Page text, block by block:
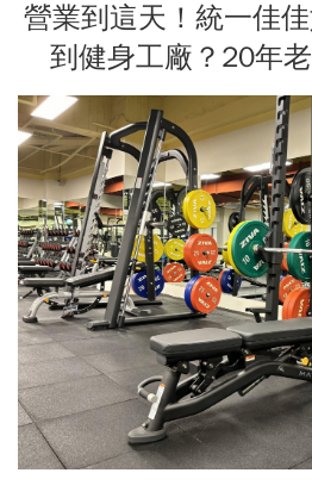
營業到這天！統一佳
到健身工廠？20年